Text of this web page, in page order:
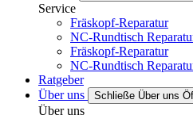
Service
Fräskopf-Reparatur
NC-Rundtisch
Fräskopf-Reparatur
NC-Rundtisch
Ratgeber
Über uns
Schließe Über uns
Über uns